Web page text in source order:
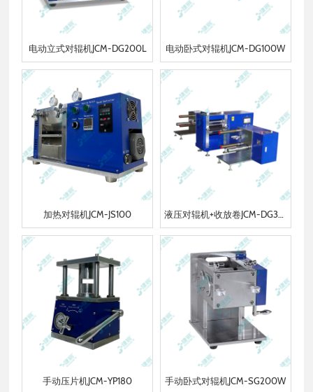
电动立式对辊机JCM-DG200L 电动卧式对辊机JCM-DG100W
加热对辊机JCM-JS100 液压对辊机+收放卷JCM-DG300
手动压片机JCM-YP180 手动卧式对辊机JCM-SG200W